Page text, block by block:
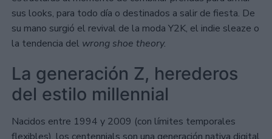
sus looks, para todo día o destinados a salir de fiesta. De
su mano surgió el revival de la moda Y2K, el indie sleaze o
la tendencia del wrong shoe theory.
La generación Z, herederos
del estilo millennial
Nacidos entre 1994 y 2009 (con límites temporales